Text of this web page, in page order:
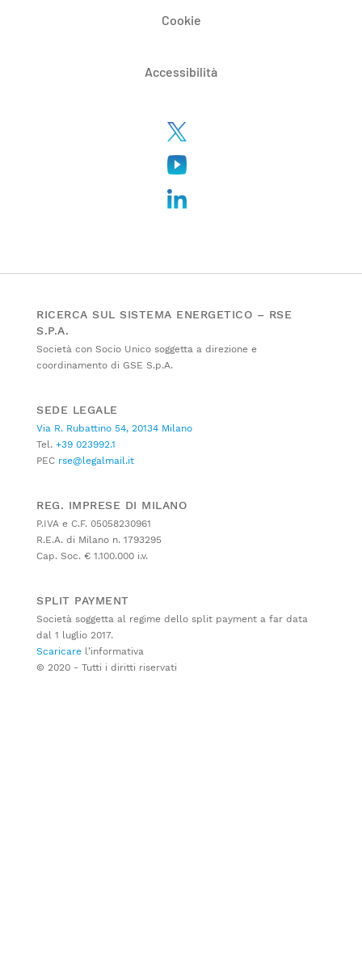
Cookie
Accessibilità
RICERCA SUL SISTEMA ENERGETICO – RSE
S.P.A.
Società con Socio Unico soggetta a direzione e
coordinamento di GSE S.p.A.
SEDE LEGALE
Via R. Rubattino 54, 20134 Milano
Tel. +39 023992.1
PEC rse@legalmail.it
REG. IMPRESE DI MILANO
P.IVA e C.F. 05058230961
R.E.A. di Milano n. 1793295
Cap. Soc. € 1.100.000 i.v.
SPLIT PAYMENT
Società soggetta al regime dello split payment a far data
dal 1 luglio 2017.
Scaricare l’informativa
© 2020 - Tutti i diritti riservati